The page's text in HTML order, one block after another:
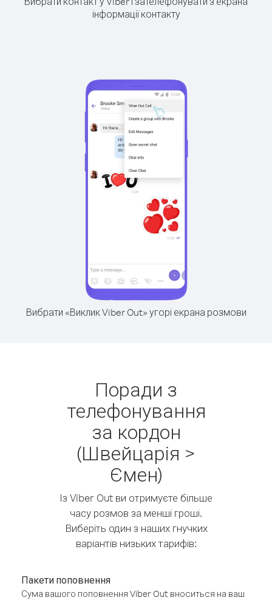
інформації контакту
Вибрати «Виклик Viber Out» угорі екрана розмови
Поради з
телефонування
за кордон
(Швейцарія >
Ємен)
Із Viber Out ви отримуєте більше
часу розмов за менші гроші.
Виберіть один з наших гнучких
варіантів низьких тарифів:
Пакети поповнення
Сума вашого поповнення Viber Out вноситься на ваш